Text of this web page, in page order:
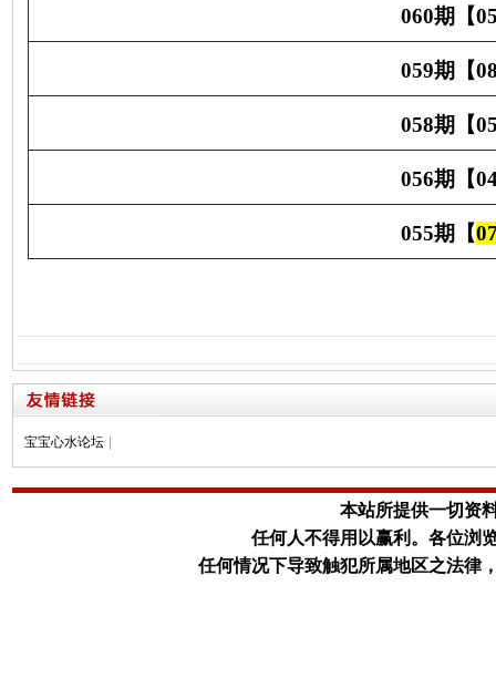
060期【
059期【
058期【
056期【
055期【
宝宝心水论坛
本站所提供一切资
任何人不得用以赢利。 各位浏
任何情况下导致触犯所属地区之法律